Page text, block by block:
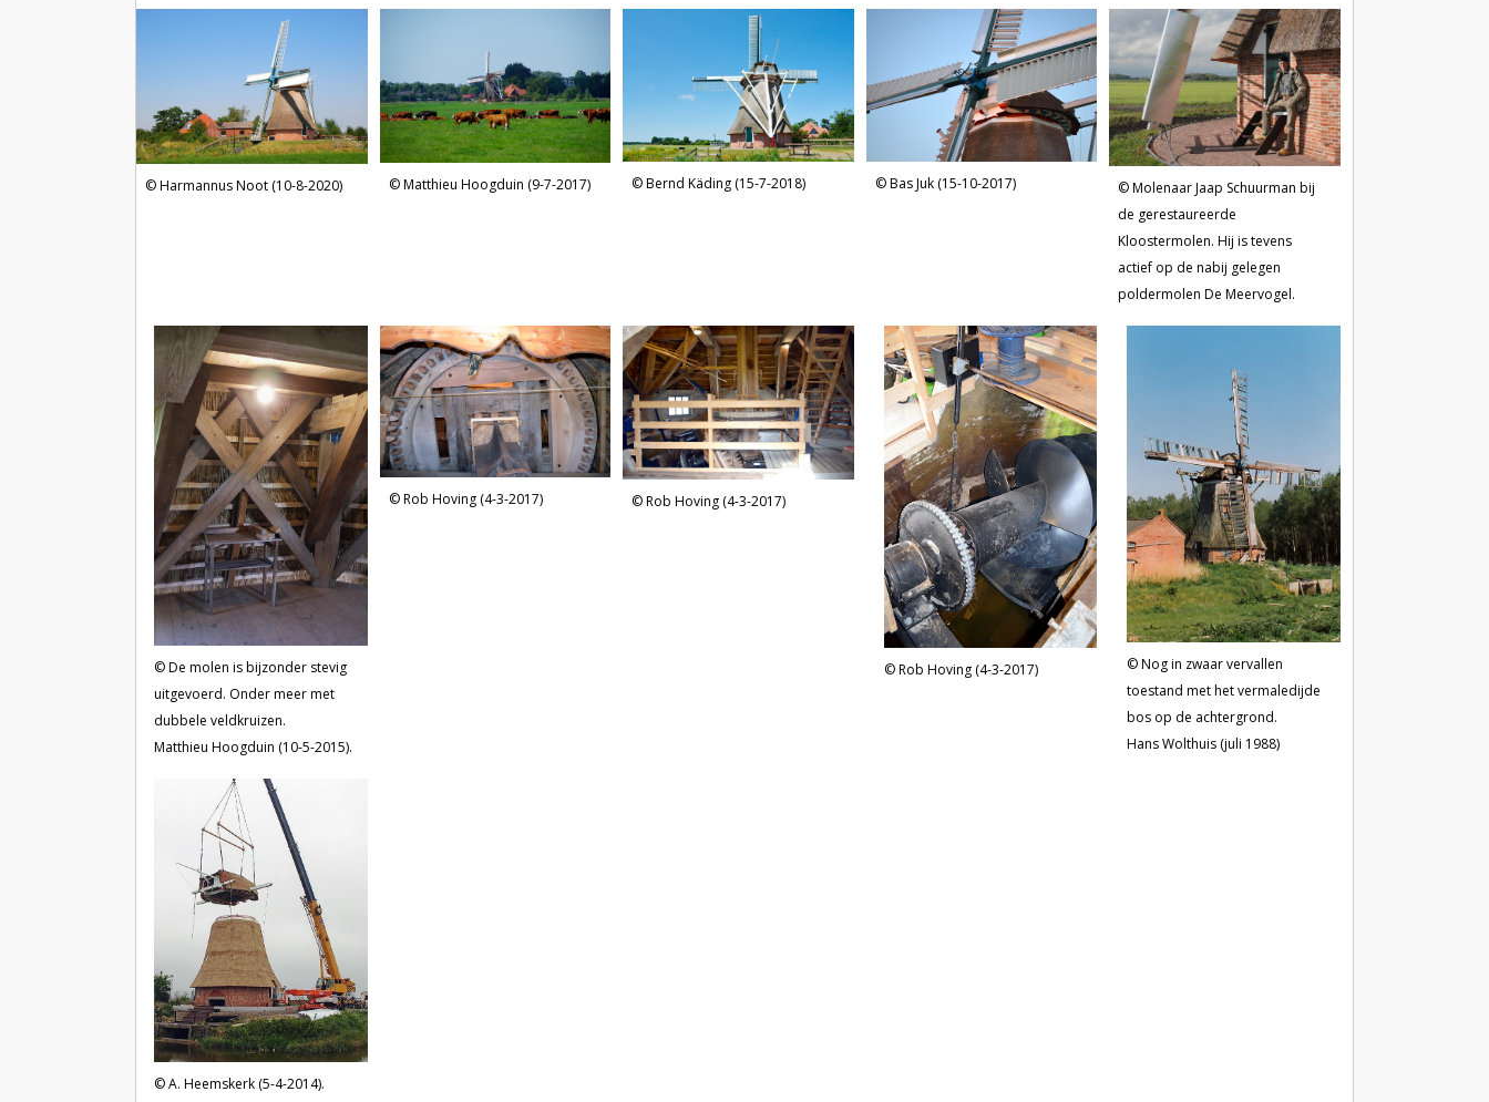
Harmannus Noot (10-8-2020) Matthieu Hoogduin (9-7-2017) Bernd Käding (15-7-2018) Bas Juk (15-10-2017)
Molenaar Jaap Schuurman bij
de gerestaureerde
Kloostermolen. Hij is tevens
actief op de nabij gelegen
poldermolen De Meervogel.
De molen is bijzonder stevig
uitgevoerd. Onder meer met
dubbele veldkruizen.
Matthieu Hoogduin (10-5-2015).
Rob Hoving (4-3-2017) Rob Hoving (4-3-2017)
Rob Hoving (4-3-2017)
Nog in zwaar vervallen
toestand met het vermaledijde
bos op de achtergrond.
Hans Wolthuis (juli 1988)
A. Heemskerk (5-4-2014).